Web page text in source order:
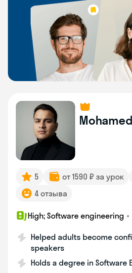
Mohamed
5 от 1590 ₽ за урок
4 отзыва
High; Software engineering •
Helped adults become
speakers
Holds a degree in Software